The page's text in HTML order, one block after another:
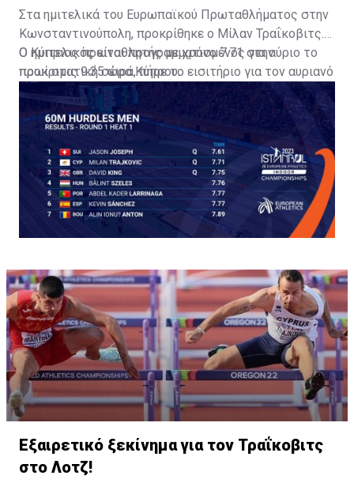
Στα ημιτελικά του Ευρωπαϊκού Πρωταθλήματος στην
Κωνσταντινούπολη, προκρίθηκε ο Μίλαν Τραΐκοβιτς.
Ο Κύπριος πρωταθλητής με χρόνο 7.71 στην
προκριματική σειρά, πήρε το εισιτήριο για τον αυριανό
ημιτελικό.
Ο ημιτελικός είναι προγραμματισμένος για αύριο το
πρωί στις 9:35 ώρα Κύπρου.
Εξαιρετικό ξεκίνημα για τον Τραΐκοβιτς
στο Λοτζ!